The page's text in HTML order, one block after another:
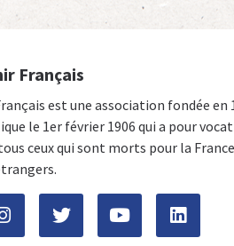
Français
est une association fondée en
le 1er février 1906 qui a pour
ceux qui sont morts pour la